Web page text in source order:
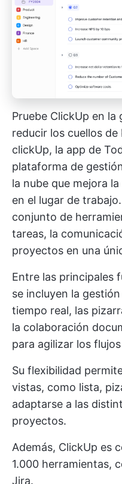
Pruebe ClickUp en
reducir los cuellos
clickUp, la app de
plataforma de
la nube que mejora
en el lugar de
conjunto de
tareas, la
proyectos en una
Entre las principales
se incluyen la
tiempo real, las
la colaboración
para agilizar los
Su flexibilidad
vistas, como lista,
adaptarse a las
proyectos.
Además, ClickUp es
1.000 herramientas,
Jira.